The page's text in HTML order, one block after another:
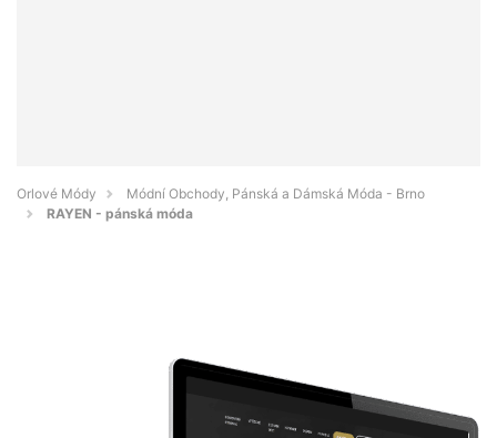
Orlové Módy
Módní Obchody, Pánská a Dámská Móda - Brno
RAYEN - pánská móda